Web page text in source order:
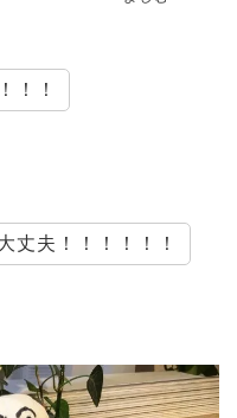
！！
丈夫！！！！！！